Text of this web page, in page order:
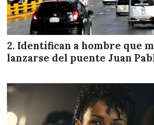
Identifican a hombre que
lanzarse del puente Juan